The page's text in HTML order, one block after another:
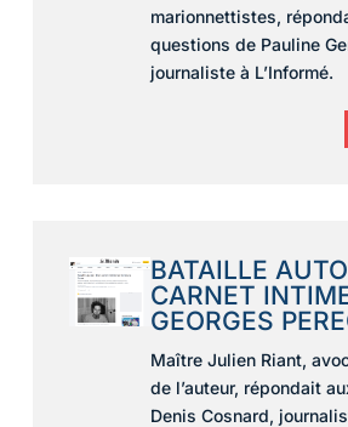
marionnettistes,
questions de Pauline
journaliste à L’Informé.
BATAILLE
CARNET
GEORGES
Maître Julien Riant,
de l’auteur, répondait
Denis Cosnard,